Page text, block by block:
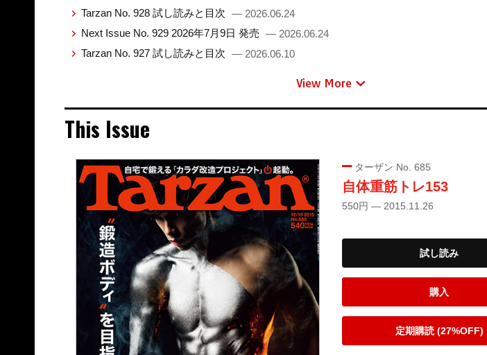
Tarzan No. 928 試し読みと目次 — 2026.06.24
Next Issue No. 929 2026年7月9日 発売 — 2026.06.24
Tarzan No. 927 試し読みと目次 — 2026.06.10
View More
This Issue
ターザン No. 685
自体重筋トレ153
550円 — 2015.11.26
試し読み
購入
定期購読 (27%OFF)